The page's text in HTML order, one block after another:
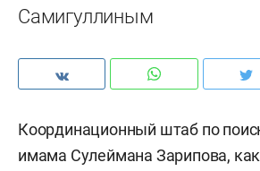
Самигуллиным
Координационный штаб по
имама Сулеймана Зарипова,